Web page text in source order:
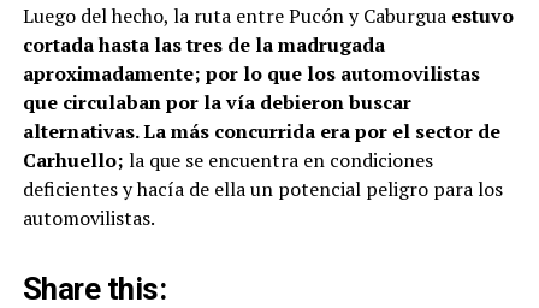
Luego del hecho, la ruta entre Pucón y Caburgua estuvo
cortada hasta las tres de la madrugada
aproximadamente; por lo que los automovilistas
que circulaban por la vía debieron buscar
alternativas. La más concurrida era por el sector de
Carhuello; la que se encuentra en condiciones
deficientes y hacía de ella un potencial peligro para los
automovilistas.
Share this: